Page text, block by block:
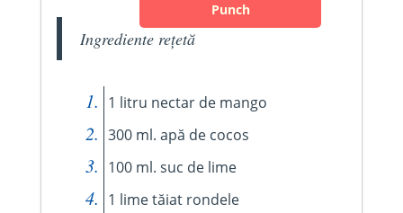
Punch
Ingrediente rețetă
1 litru nectar de mango
300 ml. apă de cocos
100 ml. suc de lime
1 lime tăiat rondele